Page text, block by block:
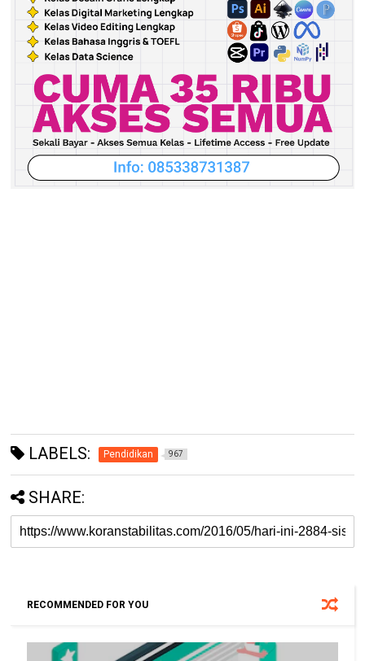
LABELS: Pendidikan 967
SHARE:
RECOMMENDED FOR YOU